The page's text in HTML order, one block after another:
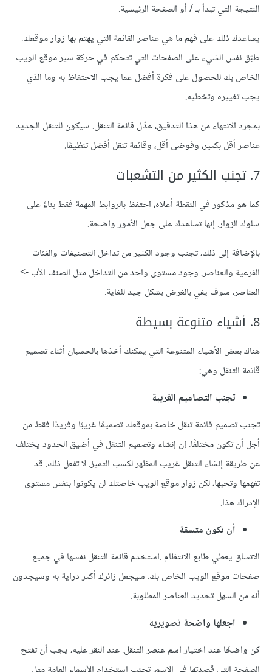
النتيجة التي تبدأ بـ / أو الصفحة الرئيسية.
يساعدك ذلك على فهم ما هي عناصر القائمة التي يهتم بها زوار موقعك.
طبّق نفس الشيء على الصفحات التي تتحكم في حركة سير موقع الويب
الخاص بك للحصول على فكرة أفضل عما يجب الاحتفاظ به وما الذي
يجب تغييره وتخطيه.
بمجرد الانتهاء من هذا التدقيق، عدِّل قائمة التنقل. سيكون للتنقل الجديد
عناصر أقل بكثير، وفوضى أقل، وقائمة تنقل أفضل تنظيمًا.
7. تجنب الكثير من التشعبات
كما هو مذكور في النقطة أعلاه، احتفظ بالروابط المهمة فقط بناءً على
سلوك الزوار. إنها تساعدك على جعل الأمور واضحة.
بالإضافة إلى ذلك، تجنب وجود الكثير من تداخل التصنيفات والفئات
الفرعية والعناصر. وجود مستوى واحد من التداخل مثل الصنف الأب ->
العناصر، سوف يفي بالغرض بشكل جيد للغاية.
8. أشياء متنوعة بسيطة
هناك بعض الأشياء المتنوعة التي يمكنك أخذها بالحسبان أثناء تصميم
قائمة التنقل وهي:
تجنب التصاميم الغريبة
تجنب تصميم قائمة تنقل خاصة بموقعك تصميمًا غريبًا وفريدًا فقط من
أجل أن تكون مختلفًا. إن إنشاء وتصميم التنقل في أضيق الحدود يختلف
عن طريقة إنشاء التنقل غريب المظهر لكسب التميز. لا تفعل ذلك. قد
تفهمها وتحبها، لكن زوار موقع الويب خاصتك لن يكونوا بنفس مستوى
الإدراك هذا.
أن تكون متسقة
الاتساق يعطي طابع الانتظام .استخدم قائمة التنقل نفسها في جميع
صفحات موقع الويب الخاص بك. سيجعل زائرك أكثر دراية به وسيجدون
أنه من السهل تحديد العناصر المطلوبة.
اجعلها واضحة تصويرية
كن واضحًا عند اختيار اسم عنصر التنقل. عند النقر عليه، يجب أن تفتح